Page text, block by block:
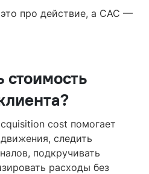
про действие, а CAC —
стоимость
cost помогает
следить
подкручивать
расходы без